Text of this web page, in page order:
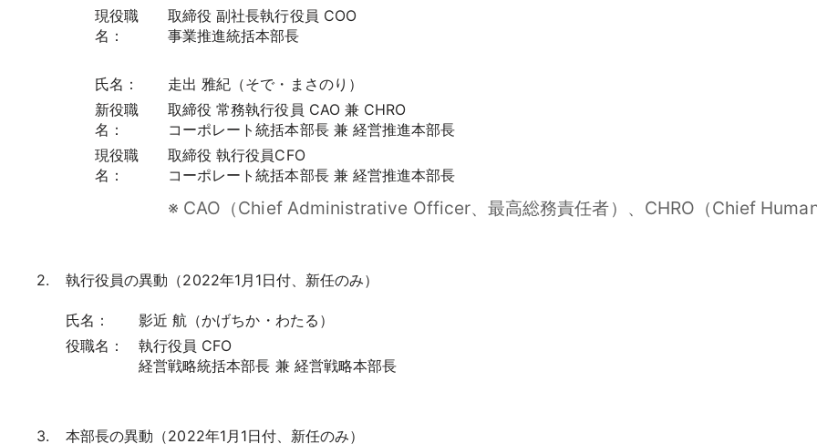
現役職
名：
取締役 副社長執行役員 COO
事業推進統括本部長
氏名：
走出 雅紀（そで・まさのり）
新役職
名：
取締役 常務執行役員 CAO 兼 CHRO
コーポレート統括本部長 兼 経営推進本部長
現役職
名：
取締役 執行役員CFO
コーポレート統括本部長 兼 経営推進本部長
※ CAO（Chief Administrative Officer、最高総務責任者）、CHRO（Chief
執行役員の異動（2022年1月1日付、新任のみ）
氏名：
影近 航（かげちか・わたる）
役職名：
執行役員 CFO
経営戦略統括本部長 兼 経営戦略本部長
本部長の異動（2022年1月1日付、新任のみ）